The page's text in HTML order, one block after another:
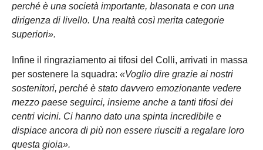
perché è una società importante, blasonata e con una
dirigenza di livello. Una realtà così merita categorie
superiori».
Infine il ringraziamento ai tifosi del Colli, arrivati in massa
per sostenere la squadra: «Voglio dire grazie ai nostri
sostenitori, perché è stato davvero emozionante vedere
mezzo paese seguirci, insieme anche a tanti tifosi dei
centri vicini. Ci hanno dato una spinta incredibile e
dispiace ancora di più non essere riusciti a regalare loro
questa gioia».